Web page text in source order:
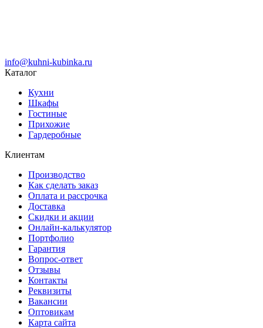
info@kuhni-kubinka.ru
Каталог
Кухни
Шкафы
Гостиные
Прихожие
Гардеробные
Клиентам
Производство
Как сделать заказ
Оплата и рассрочка
Доставка
Скидки и акции
Онлайн-калькулятор
Портфолио
Гарантия
Вопрос-ответ
Отзывы
Контакты
Реквизиты
Вакансии
Оптовикам
Карта сайта